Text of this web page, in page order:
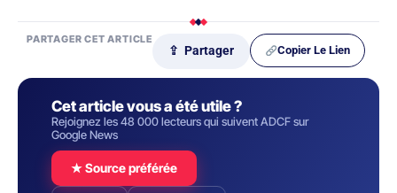
PARTAGER CET ARTICLE
⇪ Partager Copier Le Lien
Cet article vous a été utile ?
Rejoignez les 48 000 lecteurs qui suivent ADCF sur
Google News
★ Source préférée